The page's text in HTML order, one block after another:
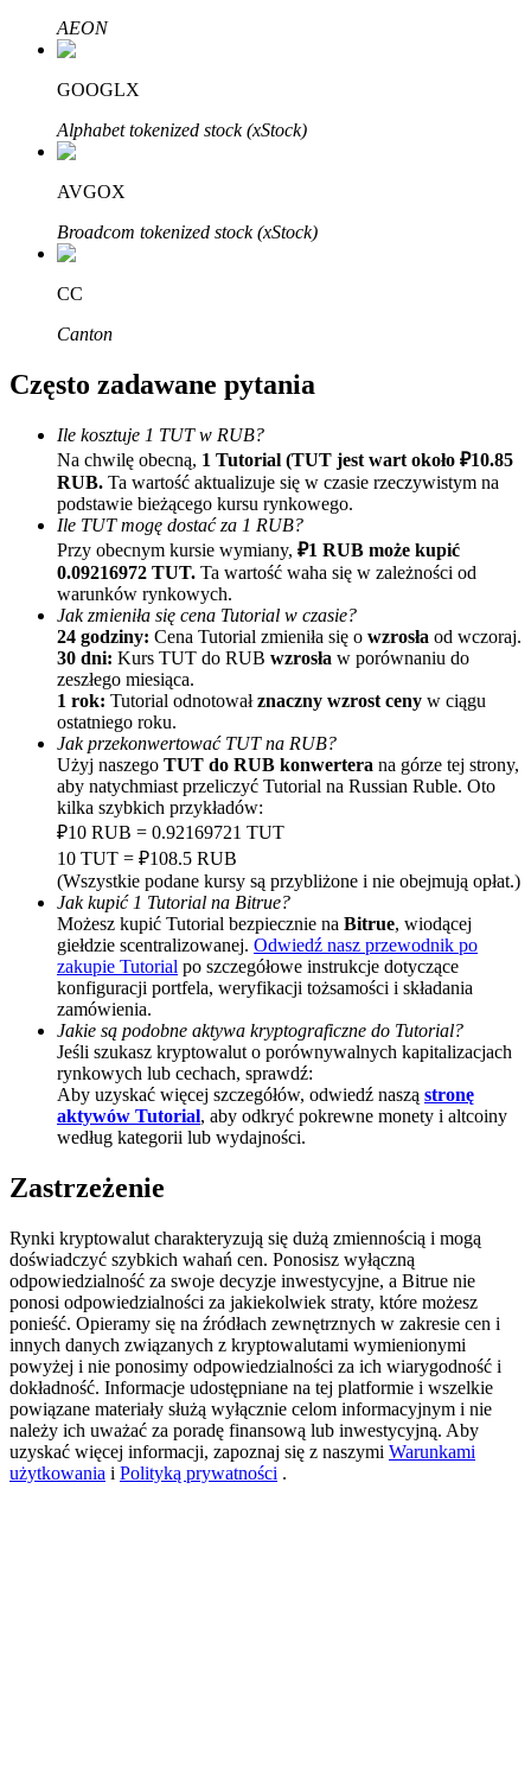
Afiliaci Bitrue
Aż do 65% prowizji!
Polecaj
Zaproś przyjaciela, aby otrzymać nagrody pieniężne
BTC Welcome Rewards
BTC Welcome Rewards
Deposit & Trade BTC to Share 25000 USDT prize pool!
Deposit CASHCAT & Win
Share 500000 CASHCAT prize pool
Exclusive for BitMart Users
Precious Metals Trading Carnival
Trade Gold & Silver · 33,333 USDT Bonus
USDT New User Exclusive 10% APR
USDT Flexible Staking | Daily Rewards
AEON
GOOGLX
Alphabet tokenized stock (xStock)
AVGOX
Broadcom tokenized stock (xStock)
CC
Canton
Często zadawane pytania
Ile kosztuje 1 TUT w RUB?
Na chwilę obecną, 1 Tutorial (TUT jest wart około ₽10.85
RUB. Ta wartość aktualizuje się w czasie rzeczywistym na
podstawie bieżącego kursu rynkowego.
Ile TUT mogę dostać za 1 RUB?
Przy obecnym kursie wymiany, ₽1 RUB może kupić
0.09216972 TUT. Ta wartość waha się w zależności od
warunków rynkowych.
Jak zmieniła się cena Tutorial w czasie?
24 godziny: Cena Tutorial zmieniła się o wzrosła od wczoraj.
30 dni: Kurs TUT do RUB wzrosła w porównaniu do
zeszłego miesiąca.
1 rok: Tutorial odnotowałznaczny wzrost ceny w ciągu
ostatniego roku.
Jak przekonwertować TUT na RUB?
Użyj naszego TUT do RUB konwertera na górze tej strony,
aby natychmiast przeliczyć Tutorial na Russian Ruble. Oto
kilka szybkich przykładów:
₽10 RUB = 0.92169721 TUT
10 TUT = ₽108.5 RUB
(Wszystkie podane kursy są przybliżone i nie obejmują opłat.)
Jak kupić 1 Tutorial na Bitrue?
Możesz kupić Tutorial bezpiecznie na Bitrue, wiodącej
giełdzie scentralizowanej. Odwiedź nasz przewodnik po
zakupie Tutorial po szczegółowe instrukcje dotyczące
konfiguracji portfela, weryfikacji tożsamości i składania
zamówienia.
Jakie są podobne aktywa kryptograficzne do Tutorial?
Jeśli szukasz kryptowalut o porównywalnych kapitalizacjach
rynkowych lub cechach, sprawdź:
Aby uzyskać więcej szczegółów, odwiedź naszą stronę
aktywów Tutorial, aby odkryć pokrewne monety i altcoiny
według kategorii lub wydajności.
Zastrzeżenie
Rynki kryptowalut charakteryzują się dużą zmiennością i mogą
doświadczyć szybkich wahań cen. Ponosisz wyłączną
odpowiedzialność za swoje decyzje inwestycyjne, a Bitrue nie
ponosi odpowiedzialności za jakiekolwiek straty, które możesz
ponieść. Opieramy się na źródłach zewnętrznych w zakresie cen i
innych danych związanych z kryptowalutami wymienionymi
powyżej i nie ponosimy odpowiedzialności za ich wiarygodność i
dokładność. Informacje udostępniane na tej platformie i wszelkie
powiązane materiały służą wyłącznie celom informacyjnym i nie
należy ich uważać za poradę finansową lub inwestycyjną. Aby
uzyskać więcej informacji, zapoznaj się z naszymi Warunkami
użytkowania i Polityką prywatności .